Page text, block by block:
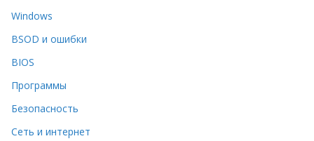
Windows
BSOD и ошибки
BIOS
Программы
Безопасность
Сеть и интернет